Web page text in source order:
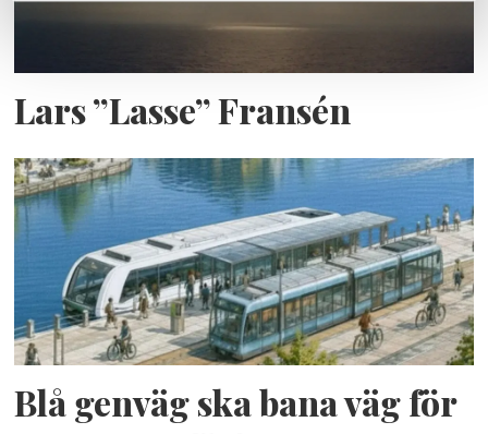
Lars ”Lasse” Fransén
Blå genväg ska bana väg för